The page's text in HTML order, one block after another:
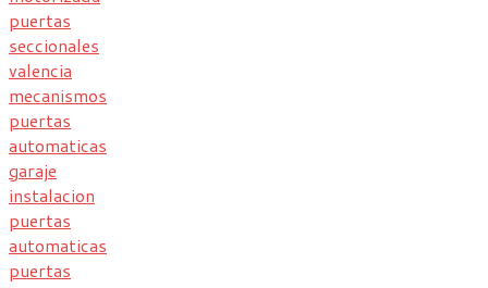
puertas
seccionales
valencia
mecanismos
puertas
automaticas
garaje
instalacion
puertas
automaticas
puertas